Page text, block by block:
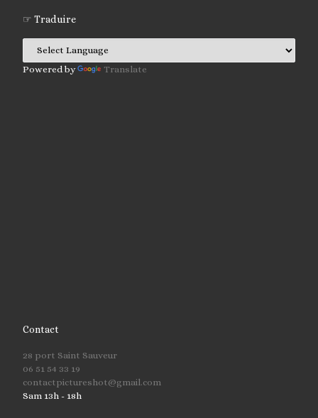
☞ Traduire
Powered by Translate
Contact
28 port Saint Sauveur
06 51 54 33 19
contactpictureshot@gmail.com
Sam 13h - 18h